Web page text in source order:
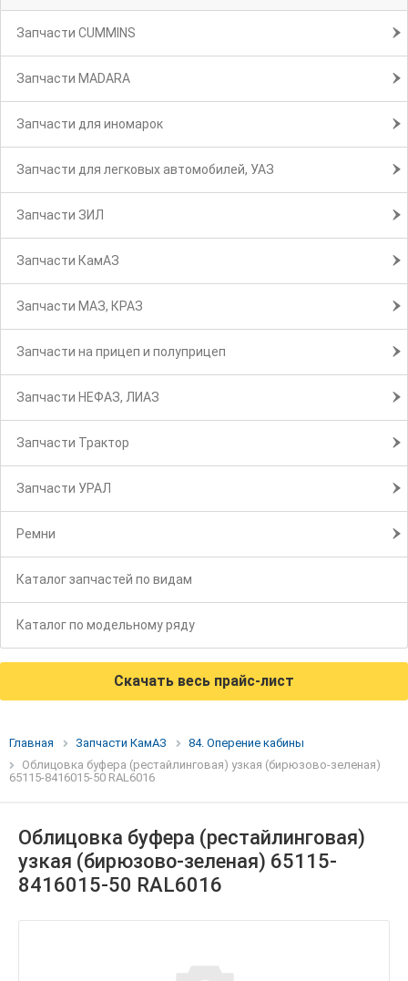
Запчасти CUMMINS
Запчасти MADARA
Запчасти для иномарок
Запчасти для легковых автомобилей, УАЗ
Запчасти ЗИЛ
Запчасти КамАЗ
Запчасти МАЗ, КРАЗ
Запчасти на прицеп и полуприцеп
Запчасти НЕФАЗ, ЛИАЗ
Запчасти Трактор
Запчасти УРАЛ
Ремни
Каталог запчастей по видам
Каталог по модельному ряду
Скачать весь прайс-лист
Главная Запчасти КамАЗ
84. Оперение кабины
Облицовка буфера (рестайлинговая) узкая (бирюзово-зеленая)
65115-8416015-50 RAL6016
Облицовка буфера (рестайлинговая)
узкая (бирюзово-зеленая) 65115-
8416015-50 RAL6016